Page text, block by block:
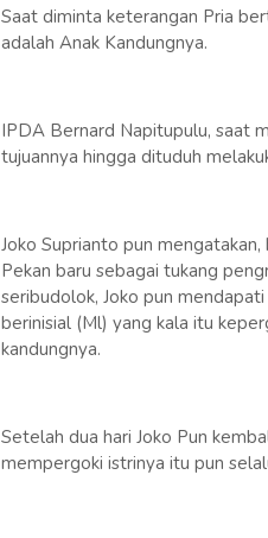
Saat diminta keterangan Pria
adalah Anak Kandungnya.
IPDA Bernard Napitupulu, saat
tujuannya hingga dituduh
Joko Suprianto pun
Pekan baru sebagai tukang
seribudolok, Joko pun
berinisial (Ml) yang kala itu
kandungnya.
Setelah dua hari Joko Pun
mempergoki istrinya itu pun